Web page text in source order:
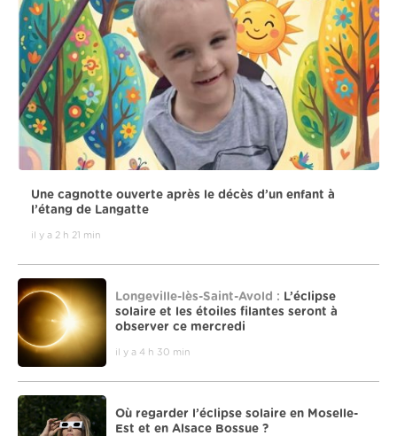
Une cagnotte ouverte après le décès d’un enfant à
l’étang de Langatte
il y a 2 h 21 min
Longeville-lès-Saint-Avold : L’éclipse
solaire et les étoiles filantes seront à
observer ce mercredi
il y a 4 h 30 min
Où regarder l’éclipse solaire en Moselle-
Est et en Alsace Bossue ?